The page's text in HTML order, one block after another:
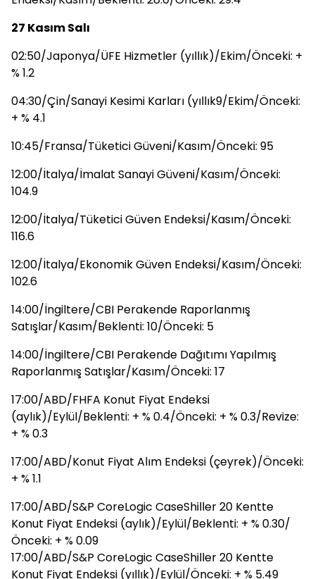
27 Kasım Salı
02:50/Japonya/ÜFE Hizmetler (yıllık)/Ekim/Önceki: +
% 1.2
04:30/Çin/Sanayi Kesimi Karları (yıllık9/Ekim/Önceki:
+ % 4.1
10:45/Fransa/Tüketici Güveni/Kasım/Önceki: 95
12:00/İtalya/İmalat Sanayi Güveni/Kasım/Önceki:
104.9
12:00/İtalya/Tüketici Güven Endeksi/Kasım/Önceki:
116.6
12:00/İtalya/Ekonomik Güven Endeksi/Kasım/Önceki:
102.6
14:00/İngiltere/CBI Perakende Raporlanmış
Satışlar/Kasım/Beklenti: 10/Önceki: 5
14:00/İngiltere/CBI Perakende Dağıtımı Yapılmış
Raporlanmış Satışlar/Kasım/Önceki: 17
17:00/ABD/FHFA Konut Fiyat Endeksi
(aylık)/Eylül/Beklenti: + % 0.4/Önceki: + % 0.3/Revize:
+ % 0.3
17:00/ABD/Konut Fiyat Alım Endeksi (çeyrek)/Önceki:
+ % 1.1
17:00/ABD/S&P CoreLogic CaseShiller 20 Kentte
Konut Fiyat Endeksi (aylık)/Eylül/Beklenti: + % 0.30/
Önceki: + % 0.09
17:00/ABD/S&P CoreLogic CaseShiller 20 Kentte
Konut Fiyat Endeksi (yıllık)/Eylül/Önceki: + % 5.49